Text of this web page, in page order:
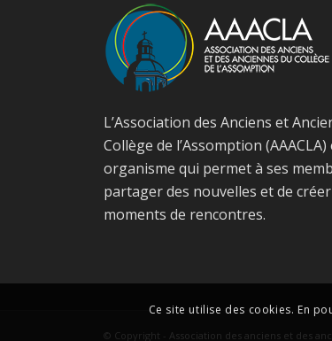
L’Association des Anciens et
Collège de l’Assomption
organisme qui permet à ses
partager des nouvelles et de
moments de rencontres.
© Copyright -Association des anciens et des
Ce site utilise des cookies. En